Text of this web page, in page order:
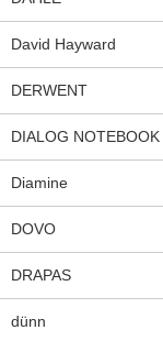
David Hayward
DERWENT
DIALOG NOTEBOOK
Diamine
DOVO
DRAPAS
dünn